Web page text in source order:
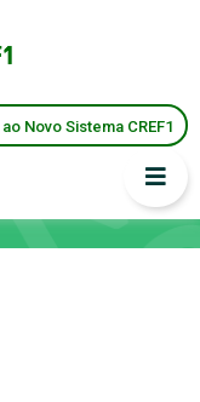
Novo Sistema CREF1